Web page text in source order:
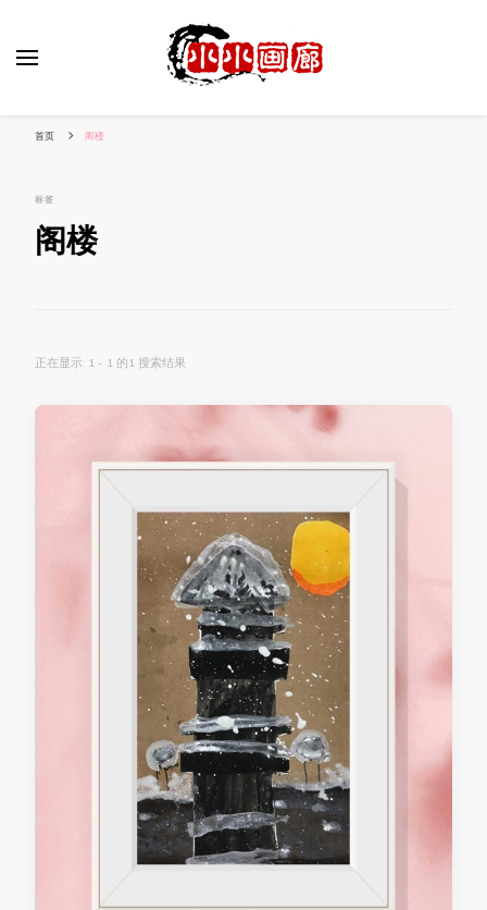
首页 阁楼
标签
阁楼
正在显示: 1 - 1 的1 搜索结果